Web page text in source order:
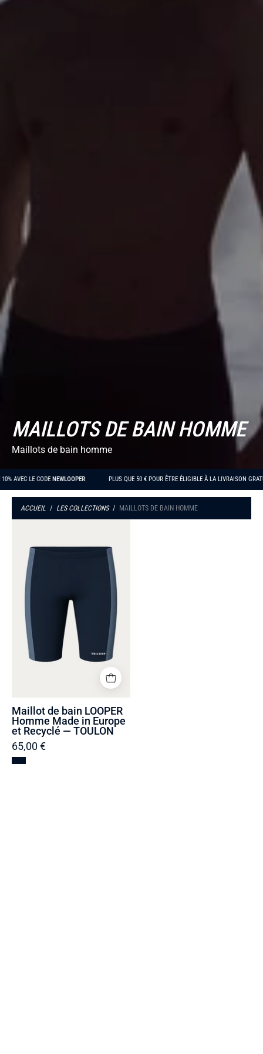
MAILLOTS DE BAIN HOMME
Maillots de bain homme
10% AVEC LE CODENEWLOOPER PLUS QUE 50 €POUR ÊTRE ÉLIGIBLE À LA LIVRAISON
ACCUEIL / LES COLLECTIONS / MAILLOTS DE BAIN HOMME
Made
in
Europe
et
Recyclé
TOULON
Maillot de bain LOOPER
Homme Made in Europe
et Recyclé — TOULON
65,00 €